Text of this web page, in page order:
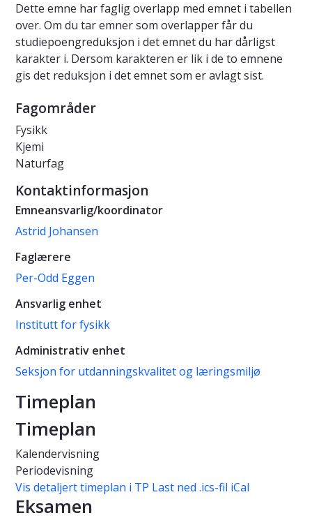
Dette emne har faglig overlapp med emnet i tabellen
over. Om du tar emner som overlapper får du
studiepoengreduksjon i det emnet du har dårligst
karakter i. Dersom karakteren er lik i de to emnene
gis det reduksjon i det emnet som er avlagt sist.
Fagområder
Fysikk
Kjemi
Naturfag
Kontaktinformasjon
Emneansvarlig/koordinator
Astrid Johansen
Faglærere
Per-Odd Eggen
Ansvarlig enhet
Institutt for fysikk
Administrativ enhet
Seksjon for utdanningskvalitet og læringsmiljø
Timeplan
Timeplan
Kalendervisning
Periodevisning
Vis detaljert timeplan i TP Last ned .ics-fil iCal
Eksamen